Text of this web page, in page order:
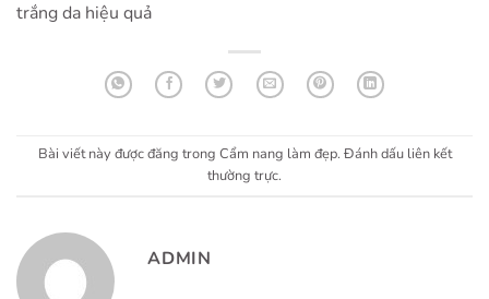
trắng da hiệu quả
Bài viết này được đăng trong Cẩm nang làm đẹp. Đánh dấu liên kết
thường trực.
ADMIN